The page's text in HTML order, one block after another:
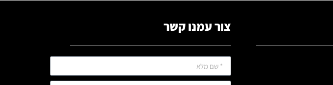
צור עמנו קשר